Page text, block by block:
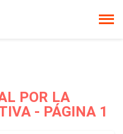
POR LA
- PÁGINA 1